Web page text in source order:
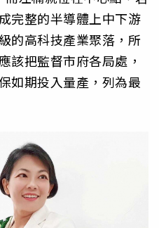
完整的半導體上中下游
的高科技產業聚落，所
該把監督市府各局處，
如期投入量產，列為最